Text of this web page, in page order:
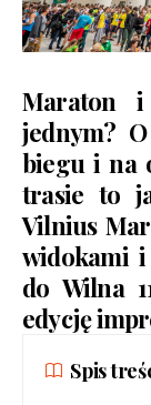
Maraton i
jednym?
biegu i na
trasie to
Vilnius
widokami i
do Wilna
edycję
Spis